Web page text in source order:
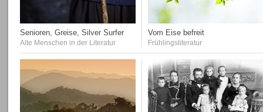
Senioren, Greise, Silver Surfer
Alte Menschen in der Literatur
Vom Eise befreit
Frühlingsliteratur